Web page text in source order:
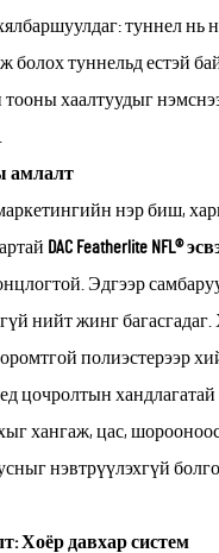
туннел нь
туннельд естэй
хаалтуудыг
амлалт
маркетингийн нэр
DAC Featherlite NFL®
Эдгээр
нийт жинг
полиэстерээр
цочролтын
хангаж, цас,
нэвтрүүлэхгүй
Хоёр давхар систем